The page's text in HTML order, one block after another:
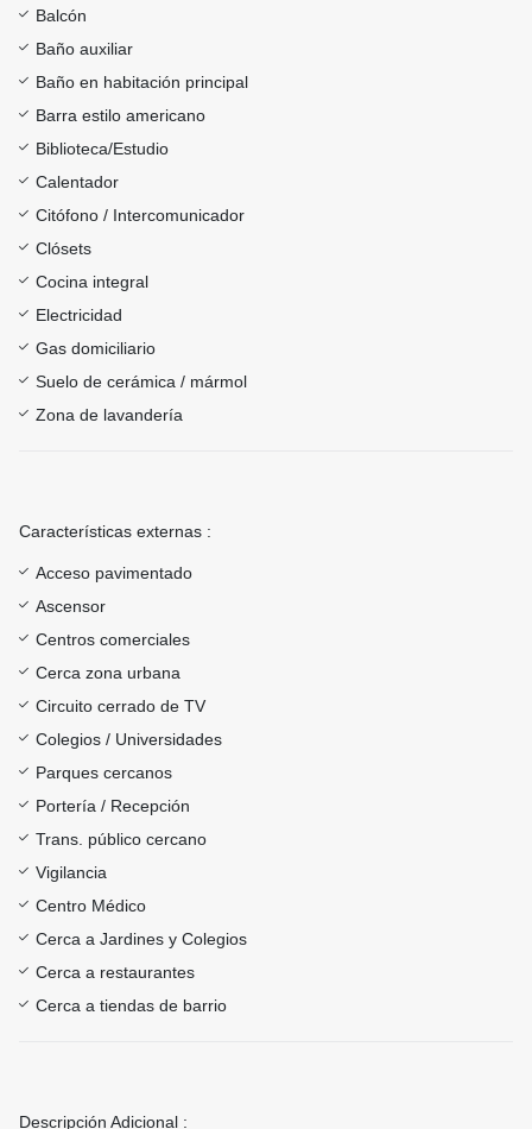
Balcón
Baño auxiliar
Baño en habitación principal
Barra estilo americano
Biblioteca/Estudio
Calentador
Citófono / Intercomunicador
Clósets
Cocina integral
Electricidad
Gas domiciliario
Suelo de cerámica / mármol
Zona de lavandería
Características externas :
Acceso pavimentado
Ascensor
Centros comerciales
Cerca zona urbana
Circuito cerrado de TV
Colegios / Universidades
Parques cercanos
Portería / Recepción
Trans. público cercano
Vigilancia
Centro Médico
Cerca a Jardines y Colegios
Cerca a restaurantes
Cerca a tiendas de barrio
Descripción Adicional :